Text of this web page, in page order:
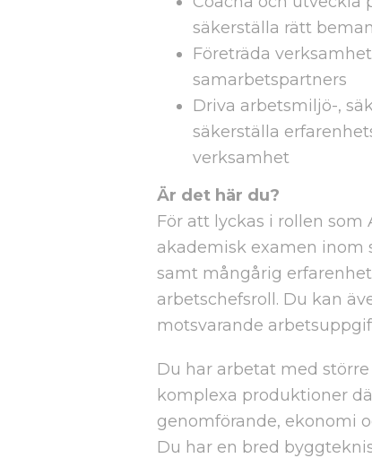
säkerställa rätt
Företräda
samarbetspartners
Driva arbetsmiljö-,
säkerställa
verksamhet
Är det här du?
För att lyckas i rollen som
akademisk examen inom
samt mångårig
arbetschefsroll. Du kan
motsvarande
Du har arbetat med
komplexa produktioner
genomförande, ekonomi
Du har en bred